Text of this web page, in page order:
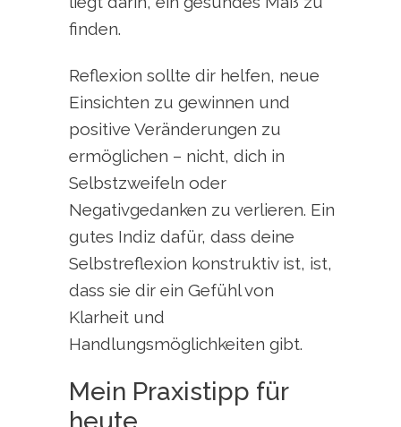
finden.
Reflexion sollte dir helfen, neue
Einsichten zu gewinnen und
positive Veränderungen zu
ermöglichen – nicht, dich in
Selbstzweifeln oder
Negativgedanken zu verlieren. Ein
gutes Indiz dafür, dass deine
Selbstreflexion konstruktiv ist, ist,
dass sie dir ein Gefühl von
Klarheit und
Handlungsmöglichkeiten gibt.
Mein Praxistipp für